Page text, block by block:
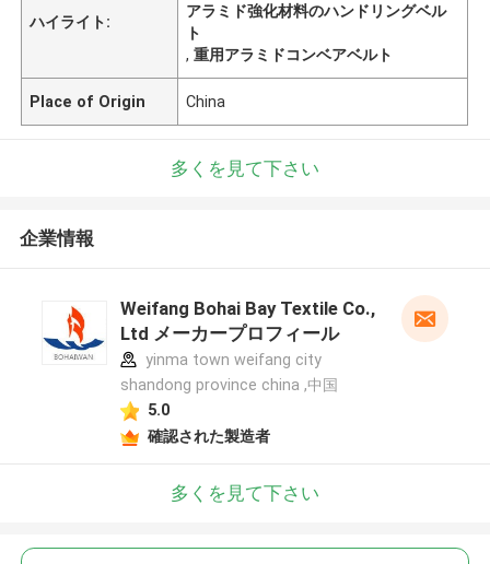
ハイライト:
アラミド強化材料のハンドリングベル
ト
,重用アラミドコンベアベルト
Place of Origin China
多くを見て下さい
企業情報
Weifang Bohai Bay Textile Co.,
Ltd メーカープロフィール
yinma town weifang city
shandong province china ,中国
5.0
確認された製造者
多くを見て下さい